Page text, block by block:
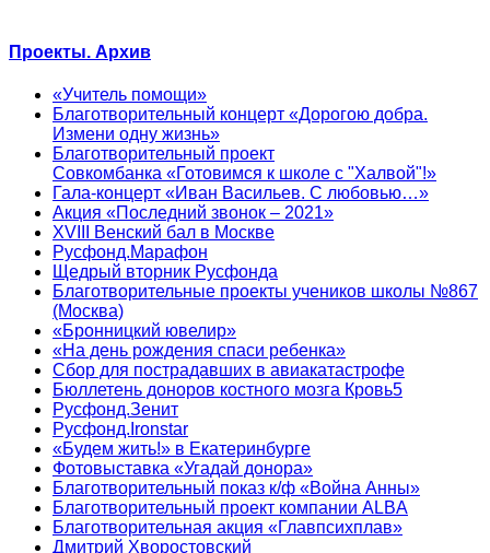
Проекты. Архив
«Учитель помощи»
Благотворительный концерт «Дорогою добра.
Измени одну жизнь»
Благотворительный проект
Совкомбанка «Готовимся к школе с "Халвой"!»
Гала-концерт «Иван Васильев. С любовью…»
Акция «Последний звонок – 2021»
XVIII Венский бал в Москве
Русфонд.Марафон
Щедрый вторник Русфонда
Благотворительные проекты учеников школы №867
(Москва)
«Бронницкий ювелир»
«На день рождения спаси ребенка»
Сбор для пострадавших в авиакатастрофе
Бюллетень доноров костного мозга Кровь5
Русфонд.Зенит
Русфонд.Ironstar
«Будем жить!» в Екатеринбурге
Фотовыставка «Угадай донора»
Благотворительный показ к/ф «Война Анны»
Благотворительный проект компании ALBA
Благотворительная акция «Главпсихплав»
Дмитрий Хворостовский